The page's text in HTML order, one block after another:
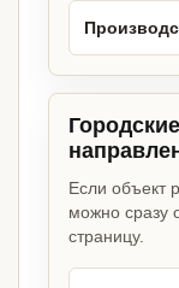
Если объект
можно сразу
страницу.